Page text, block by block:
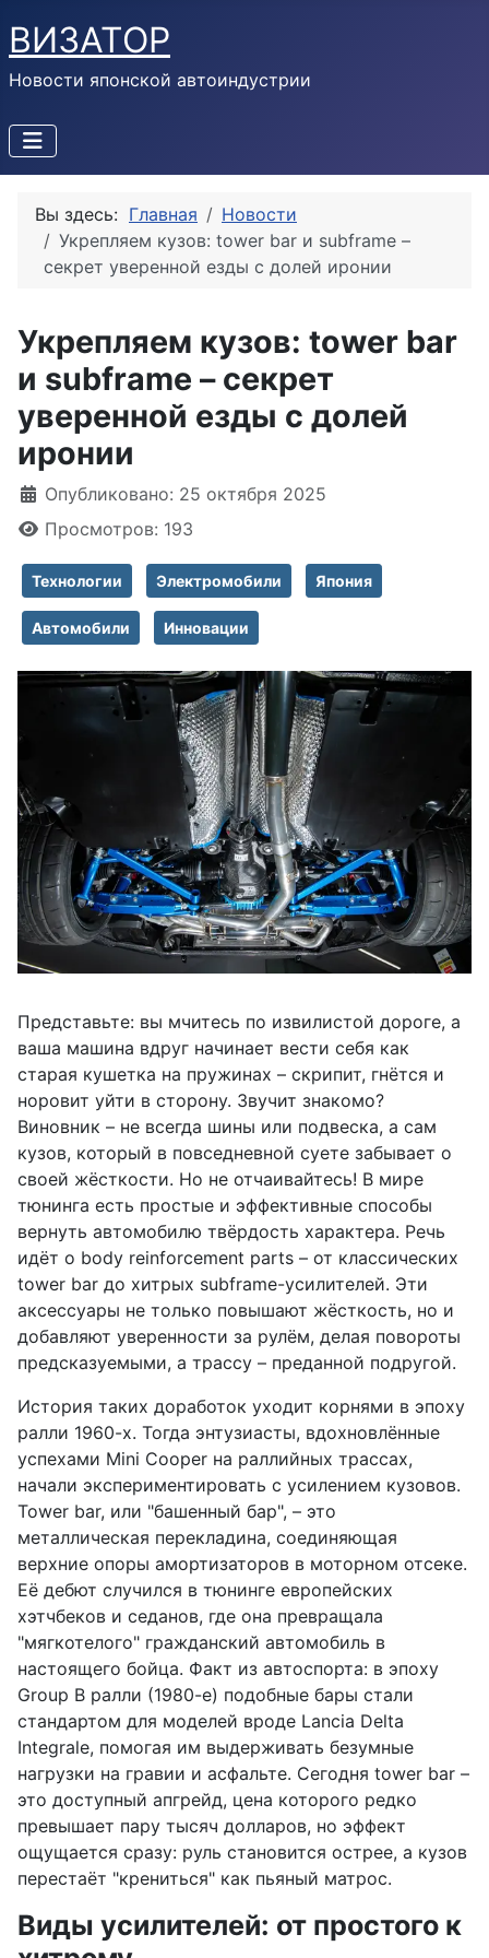
ВИЗАТОР
Новости японской автоиндустрии
Вы здесь: Главная
Новости
Укрепляем кузов: tower bar и subframe –
секрет уверенной езды с долей иронии
Укрепляем кузов: tower bar
и subframe – секрет
уверенной езды с долей
иронии
Информация о материале
Опубликовано: 25 октября 2025
Просмотров: 193
Технологии Электромобили Япония
Автомобили Инновации
Представьте: вы мчитесь по извилистой дороге, а
ваша машина вдруг начинает вести себя как
старая кушетка на пружинах – скрипит, гнётся и
норовит уйти в сторону. Звучит знакомо?
Виновник – не всегда шины или подвеска, а сам
кузов, который в повседневной суете забывает о
своей жёсткости. Но не отчаивайтесь! В мире
тюнинга есть простые и эффективные способы
вернуть автомобилю твёрдость характера. Речь
идёт о body reinforcement parts – от классических
tower bar до хитрых subframe-усилителей. Эти
аксессуары не только повышают жёсткость, но и
добавляют уверенности за рулём, делая повороты
предсказуемыми, а трассу – преданной подругой.
История таких доработок уходит корнями в эпоху
ралли 1960-х. Тогда энтузиасты, вдохновлённые
успехами Mini Cooper на раллийных трассах,
начали экспериментировать с усилением кузовов.
Tower bar, или "башенный бар", – это
металлическая перекладина, соединяющая
верхние опоры амортизаторов в моторном отсеке.
Её дебют случился в тюнинге европейских
хэтчбеков и седанов, где она превращала
"мягкотелого" гражданский автомобиль в
настоящего бойца. Факт из автоспорта: в эпоху
Group B ралли (1980-е) подобные бары стали
стандартом для моделей вроде Lancia Delta
Integrale, помогая им выдерживать безумные
нагрузки на гравии и асфальте. Сегодня tower bar –
это доступный апгрейд, цена которого редко
превышает пару тысяч долларов, но эффект
ощущается сразу: руль становится острее, а кузов
перестаёт "крениться" как пьяный матрос.
Виды усилителей: от простого к